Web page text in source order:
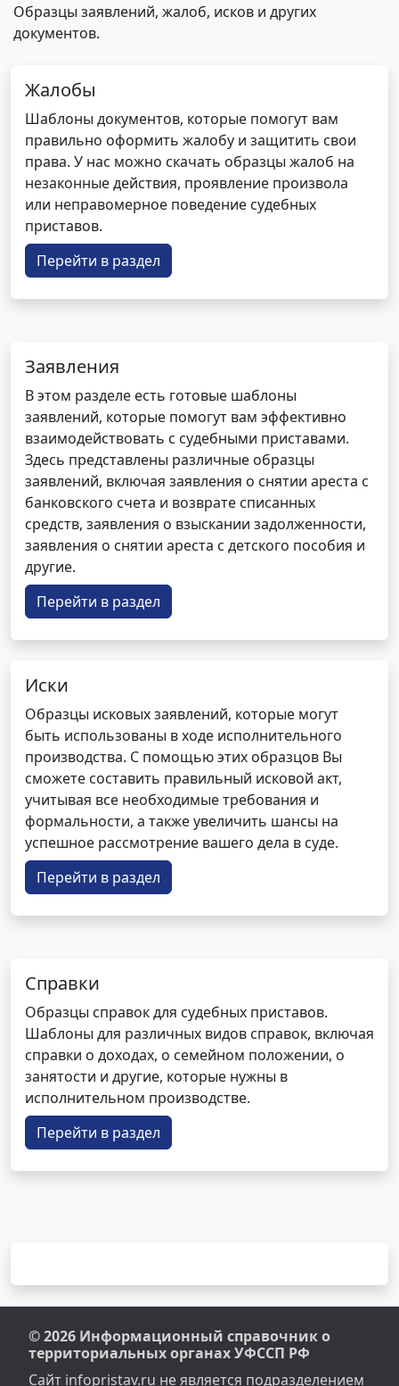
Образцы заявлений, жалоб, исков и других
документов.
Жалобы
Шаблоны документов, которые помогут вам
правильно оформить жалобу и защитить свои
права. У нас можно скачать образцы жалоб на
незаконные действия, проявление произвола
или неправомерное поведение судебных
приставов.
Перейти в раздел
Заявления
В этом разделе есть готовые шаблоны
заявлений, которые помогут вам эффективно
взаимодействовать с судебными приставами.
Здесь представлены различные образцы
заявлений, включая заявления о снятии ареста с
банковского счета и возврате списанных
средств, заявления о взыскании задолженности,
заявления о снятии ареста с детского пособия и
другие.
Перейти в раздел
Иски
Образцы исковых заявлений, которые могут
быть использованы в ходе исполнительного
производства. С помощью этих образцов Вы
сможете составить правильный исковой акт,
учитывая все необходимые требования и
формальности, а также увеличить шансы на
успешное рассмотрение вашего дела в суде.
Перейти в раздел
Справки
Образцы справок для судебных приставов.
Шаблоны для различных видов справок, включая
справки о доходах, о семейном положении, о
занятости и другие, которые нужны в
исполнительном производстве.
Перейти в раздел
© 2026 Информационный справочник о
территориальных органах УФССП РФ
Сайт infopristav.ru не является подразделением